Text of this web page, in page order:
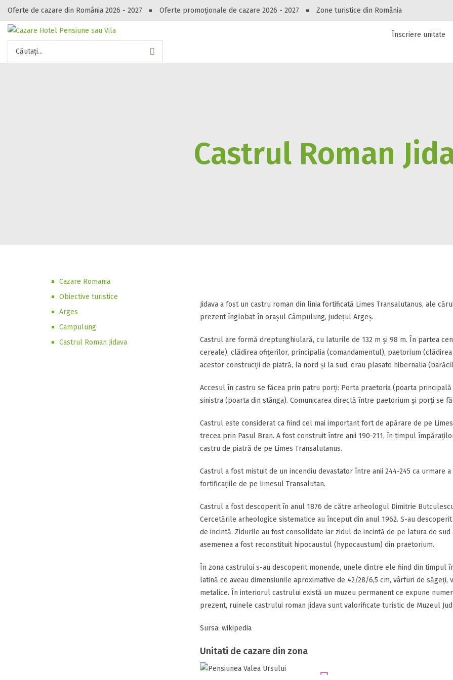
Oferte de cazare din România 2026 - 2027 Oferte promoționale de cazare 2026 - 2027 Zone turistice din România
Căutați...
Peste 10545 oferte de cazare!
Gasești hoteluri, pensiuni, vile, apartamente sau alte unitați
Înscriere unitate
Castrul Roman
Cazare Romania
Obiective turistice
Arges
Campulung
Castrul Roman Jidava
Jidava a fost un castru roman din linia fortificată Limes Transalutanus, ale
prezent înglobat în orașul Câmpulung, județul Argeș.
Castrul are formă dreptunghiulară, cu laturile de 132 m și 98 m. În partea
cereale), clădirea ofițerilor, principalia (comandamentul), paetorium
acestor construcții de piatră, la nord și la sud, erau plasate hibernalia
Accesul în castru se făcea prin patru porți: Porta praetoria (poarta
sinistra (poarta din stânga). Comunicarea directă între paetorium și porți se
Castrul este considerat ca fiind cel mai important fort de apărare de pe
trecea prin Pasul Bran. A fost construit între anii 190-211, în timpul
castru de piatră de pe Limes Transalutanus.
Castrul a fost mistuit de un incendiu devastator între anii 244-245 ca urmare
fortificațiile de pe limesul Transalutan.
Castrul a fost descoperit în anul 1876 de către arheologul Dimitrie
Cercetările arheologice sistematice au început din anul 1962. S-au
de incintă. Zidurile au fost consolidate iar zidul de incintă de pe latura de
asemenea a fost reconstituit hipocaustul (hypocaustum) din praetorium.
În zona castrului s-au descoperit monende, unele dintre ele fiind din timpul
latină ce aveau dimensiunile aproximative de 42/28/6,5 cm, vârfuri de
metalice. În interiorul castrului există un muzeu permanent ce expune
prezent, ruinele castrului roman Jidava sunt valorificate turistic de Muzeul
Sursa: wikipedia
Unitati de cazare din zona